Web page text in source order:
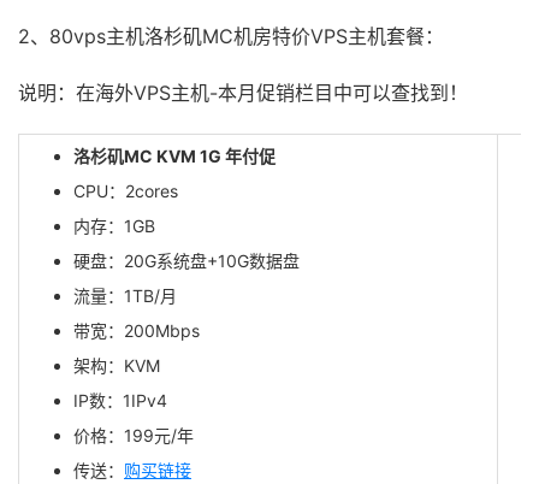
2、80vps主机洛杉矶MC机房特价VPS主机套餐：
说明：在海外VPS主机-本月促销栏目中可以查找到！
洛杉矶MC KVM 1G 年付促
CPU：2cores
内存：1GB
硬盘：20G系统盘+10G数据盘
流量：1TB/月
带宽：200Mbps
架构：KVM
IP数：1IPv4
价格：199元/年
传送： 购买链接